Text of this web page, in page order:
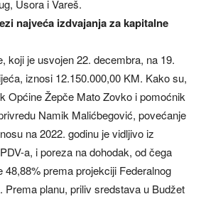
Usora i Vareš.
najveća izdvajanja za kapitalne
koji je usvojen 22. decembra, na 19.
iznosi 12.150.000,00 KM. Kako su,
Općine Žepče Mato Zovko i pomoćnik
Namik Malićbegović, povećanje
na 2022. godinu je vidljivo iz
a, i poreza na dohodak, od čega
48,88% prema projekciji Federalnog
Prema planu, priliv sredstava u Budžet